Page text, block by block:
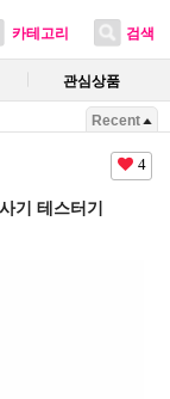
카테고리 검색
관심상품
Recent
4
기 테스터기